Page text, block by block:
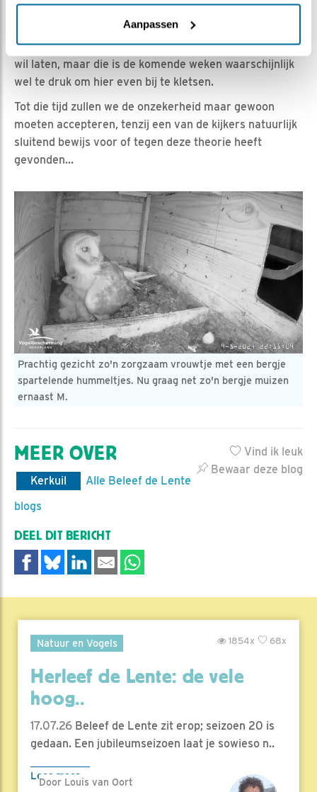
Aanpassen
valt daarmee al weer een stuk van de ‘bewijslast’ af. Ik
denk dat we het niet zeker gaan weten. Ik zal bij een
volgend bezoek nog eens polsen of M er iets over los
wil laten, maar die is de komende weken waarschijnlijk
wel te druk om hier even bij te kletsen.
Tot die tijd zullen we de onzekerheid maar gewoon
moeten accepteren, tenzij een van de kijkers natuurlijk
sluitend bewijs voor of tegen deze theorie heeft
gevonden…
Prachtig gezicht zo'n zorgzaam vrouwtje met een bergje
spartelende hummeltjes. Nu graag net zo'n bergje muizen
ernaast M.
Vind ik leuk
Bewaar deze blog
MEER OVER
Kerkuil
Alle Beleef de Lente
blogs
DEEL DIT BERICHT
Natuur en Vogels 68x
1854x
Herleef de Lente: de vele
hoog..
17.07.26 Beleef de Lente zit erop; seizoen 20 is
gedaan. Een jubileumseizoen laat je sowieso n..
Lees meer
Door Louis van Oort